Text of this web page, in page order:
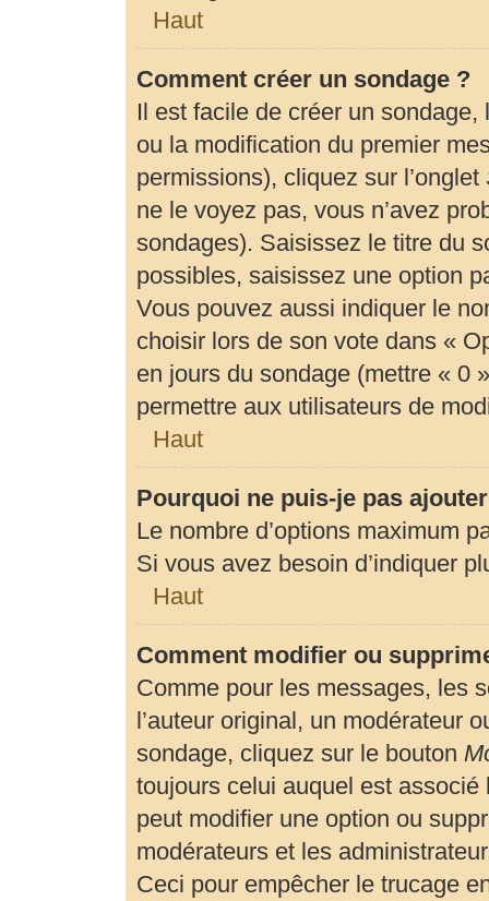
Haut
Comment créer un sondage ?
Il est facile de créer un sondage,
ou la modification du premier
permissions), cliquez sur l’onglet
ne le voyez pas, vous n’avez
sondages). Saisissez le titre du
possibles, saisissez une option
Vous pouvez aussi indiquer le
choisir lors de son vote dans «
en jours du sondage (mettre « 0
permettre aux utilisateurs de
Haut
Pourquoi ne puis-je pas
Le nombre d’options maximum
Si vous avez besoin d’indiquer
Haut
Comment modifier ou
Comme pour les messages, les
l’auteur original, un modérateur
sondage, cliquez sur le bouton
toujours celui auquel est associé
peut modifier une option ou
modérateurs et les
Ceci pour empêcher le trucage